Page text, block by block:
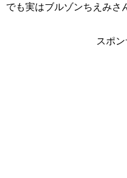
でも実はブルゾンちえみさ
スポ